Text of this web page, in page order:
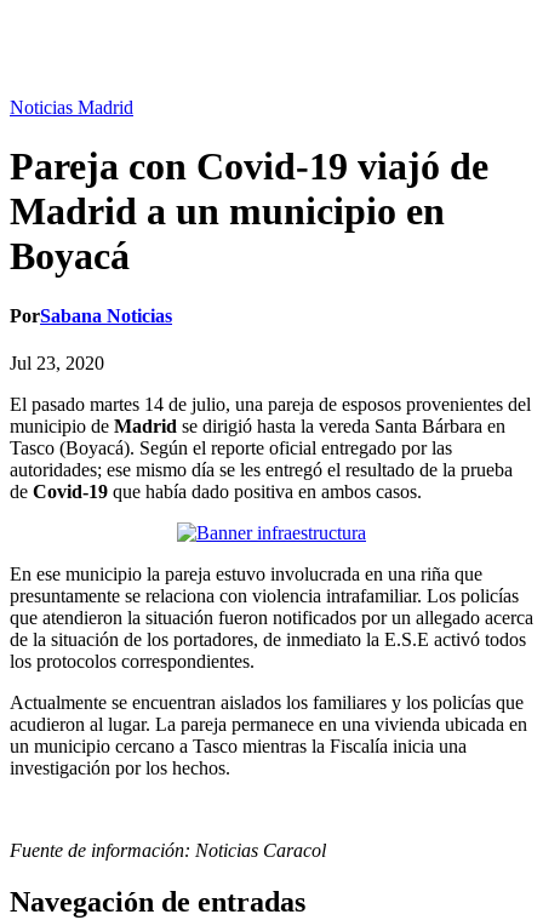
Noticias Madrid
Pareja con Covid-19 viajó de
Madrid a un municipio en
Boyacá
PorSabana Noticias
Jul 23, 2020
El pasado martes 14 de julio, una pareja de esposos provenientes del
municipio de Madrid se dirigió hasta la vereda Santa Bárbara en
Tasco (Boyacá). Según el reporte oficial entregado por las
autoridades; ese mismo día se les entregó el resultado de la prueba
de Covid-19 que había dado positiva en ambos casos.
En ese municipio la pareja estuvo involucrada en una riña que
presuntamente se relaciona con violencia intrafamiliar. Los policías
que atendieron la situación fueron notificados por un allegado acerca
de la situación de los portadores, de inmediato la E.S.E activó todos
los protocolos correspondientes.
Actualmente se encuentran aislados los familiares y los policías que
acudieron al lugar. La pareja permanece en una vivienda ubicada en
un municipio cercano a Tasco mientras la Fiscalía inicia una
investigación por los hechos.
Fuente de información: Noticias Caracol
Navegación de entradas